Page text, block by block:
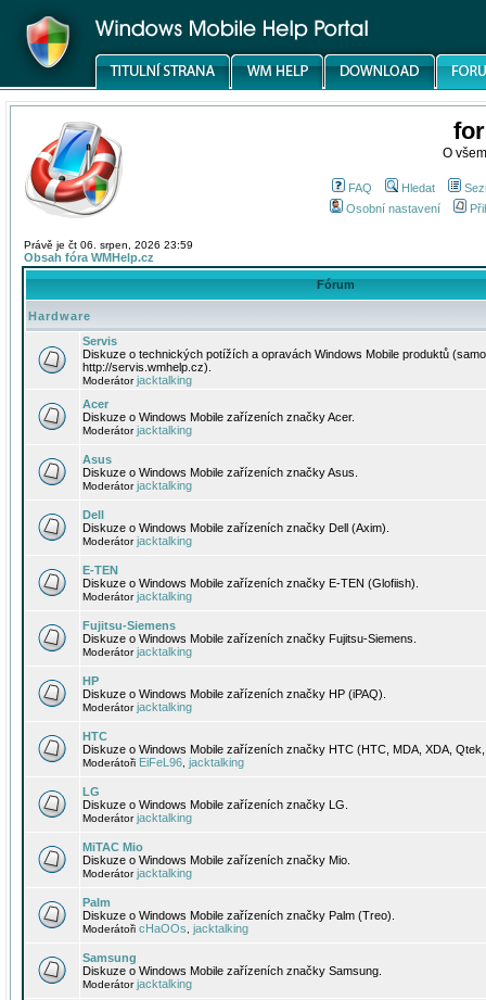
O
FAQ Hledat
Osobní nastavení
Právě je čt 06. srpen, 2026 23:59
Obsah fóra WMHelp.cz
Fórum
Hardware
Servis
Diskuze o technických potížích a opravách Windows Mobile produktů
http://servis.wmhelp.cz).
Moderátorjacktalking
Acer
Diskuze o Windows Mobile zařízeních značky Acer.
Moderátorjacktalking
Asus
Diskuze o Windows Mobile zařízeních značky Asus.
Moderátorjacktalking
Dell
Diskuze o Windows Mobile zařízeních značky Dell (Axim).
Moderátorjacktalking
E-TEN
Diskuze o Windows Mobile zařízeních značky E-TEN (Glofiish).
Moderátorjacktalking
Fujitsu-Siemens
Diskuze o Windows Mobile zařízeních značky Fujitsu-Siemens.
Moderátorjacktalking
HP
Diskuze o Windows Mobile zařízeních značky HP (iPAQ).
Moderátorjacktalking
HTC
Diskuze o Windows Mobile zařízeních značky HTC (HTC, MDA, XDA,
Moderátoři EiFeL96 jacktalking
LG
Diskuze o Windows Mobile zařízeních značky LG.
Moderátorjacktalking
MiTAC Mio
Diskuze o Windows Mobile zařízeních značky Mio.
Moderátorjacktalking
Palm
Diskuze o Windows Mobile zařízeních značky Palm (Treo).
Moderátoři cHaOOs jacktalking
Samsung
Diskuze o Windows Mobile zařízeních značky Samsung.
Moderátorjacktalking